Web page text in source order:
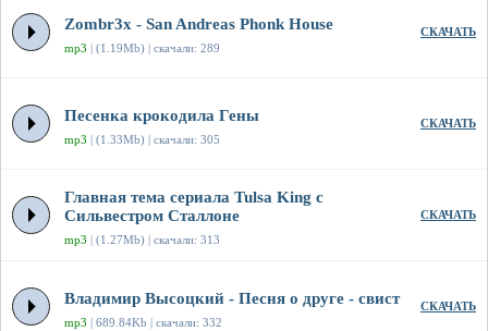
Zombr3x - San Andreas Phonk House
mp3 | (1.19Mb) | скачали: 289
СКАЧАТЬ
Песенка крокодила Гены
mp3 | (1.33Mb) | скачали: 305
СКАЧАТЬ
Главная тема сериала Tulsa King с
Сильвестром Сталлоне
mp3 | (1.27Mb) | скачали: 313
СКАЧАТЬ
Владимир Высоцкий - Песня о друге - свист
mp3 | 689.84Kb | скачали: 332
СКАЧАТЬ